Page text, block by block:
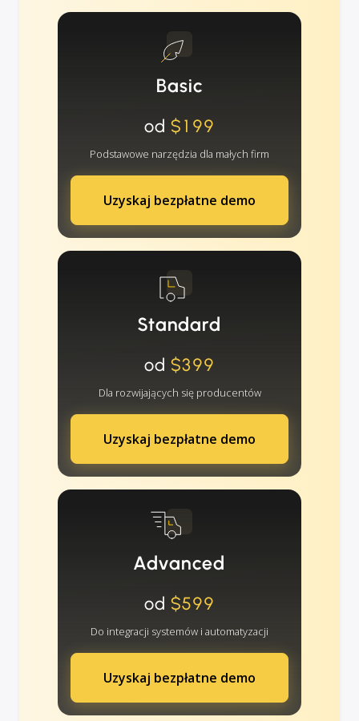
Basic
od $199
Podstawowe narzędzia dla małych firm
Uzyskaj bezpłatne demo
Standard
od $399
Dla rozwijających się producentów
Uzyskaj bezpłatne demo
Advanced
od $599
Do integracji systemów i automatyzacji
Uzyskaj bezpłatne demo